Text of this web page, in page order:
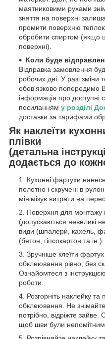
маятниковими рухами
зняття на поверхні
промити поверхню
обробити спиртом (якщо
поверхні).
Коли буде
Відправка замовлення
робочих дні. У разі зміни
обов'язково попередимо
інформація про доступні
посиланням у розділі
доставки за тарифами
Як наклеїти
плівки
(детальна
додається до
Кухонні фартухи
полотно і скручені в
мінімізує витрати на
Поверхня для монтажу
(допускаються невеликі
види (шпалери, кахель,
(бетон, гіпсокартон та ін.)
Зручніше клеїти
обклеювання рівно, без
Ознайомтеся з
роботи.
Розгорніть наклейку та
обклеювання. Не
потрібно, відріжте зайве.
щоб шви були